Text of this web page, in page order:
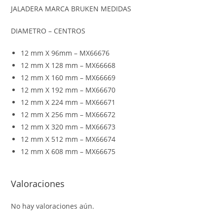
JALADERA MARCA BRUKEN MEDIDAS
DIAMETRO – CENTROS
12 mm X 96mm – MX66676
12 mm X 128 mm – MX66668
12 mm X 160 mm – MX66669
12 mm X 192 mm – MX66670
12 mm X 224 mm – MX66671
12 mm X 256 mm – MX66672
12 mm X 320 mm – MX66673
12 mm X 512 mm – MX66674
12 mm X 608 mm – MX66675
Valoraciones
No hay valoraciones aún.